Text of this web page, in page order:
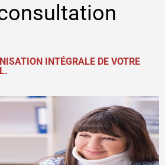
INTÉGRALE DE VOTRE